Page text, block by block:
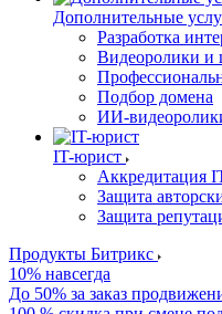
Дополнительные
Разработка
Видеоролики и
Подбор домена
ИИ-
IT-юрист
Аккредитация
Защита
Защита
Продукты Битрикс
10% навсегда
До 50% за заказ